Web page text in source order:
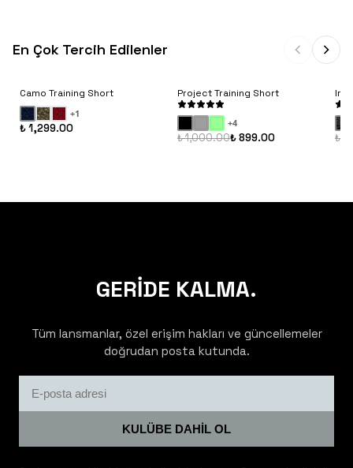
En Çok Tercih Edilenler
Camo Training Short
+1
₺ 1,299.00
Project Training Short
+4
₺ 1,000.00₺ 899.00 ₺
GERİDE KALMA.
Tüm lansmanlar, özel erişim hakları ve güncellemeler
doğrudan posta kutunda.
KULÜBE DAHİL OL